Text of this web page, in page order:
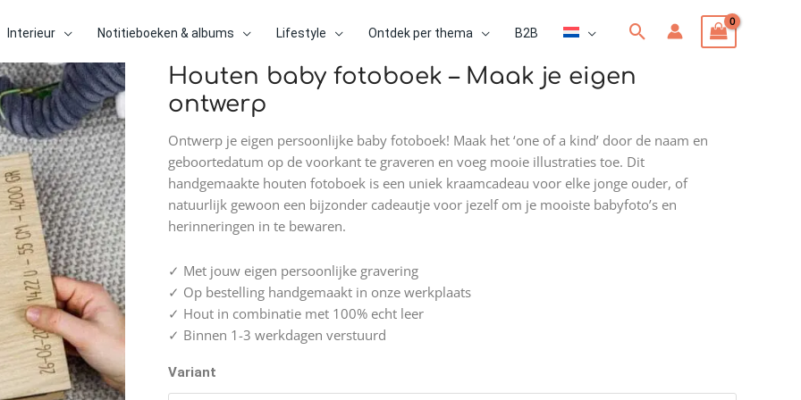
Interieur Notitieboeken & albums Lifestyle Ontdek per thema B2B
Zoeken
Houten baby fotoboek – Maak je eigen
ontwerp
Ontwerp je eigen persoonlijke baby fotoboek! Maak het ‘one of a kind’ door de naam en
geboortedatum op de voorkant te graveren en voeg mooie illustraties toe. Dit
handgemaakte houten fotoboek is een uniek kraamcadeau voor elke jonge ouder, of
natuurlijk gewoon een bijzonder cadeautje voor jezelf om je mooiste babyfoto’s en
herinneringen in te bewaren.
✓ Met jouw eigen persoonlijke gravering
✓ Op bestelling handgemaakt in onze werkplaats
✓ Hout in combinatie met 100% echt leer
✓ Binnen 1-3 werkdagen verstuurd
Variant
Houten
fotoboek
-
Maak
je
eigen
ontwerp